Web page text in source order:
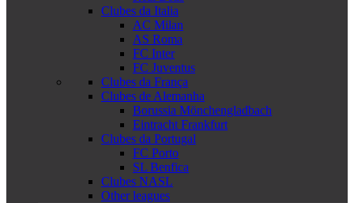
Clubes da Italia
AC Milan
AS Roma
FC Inter
FC Juventus
Clubes da França
Clubes de Alemanha
Borussia Mönchengladbach
Eintracht Frankfurt
Clubes da Portugal
FC Porto
SL Benfica
Clubes NASL
Other leagues